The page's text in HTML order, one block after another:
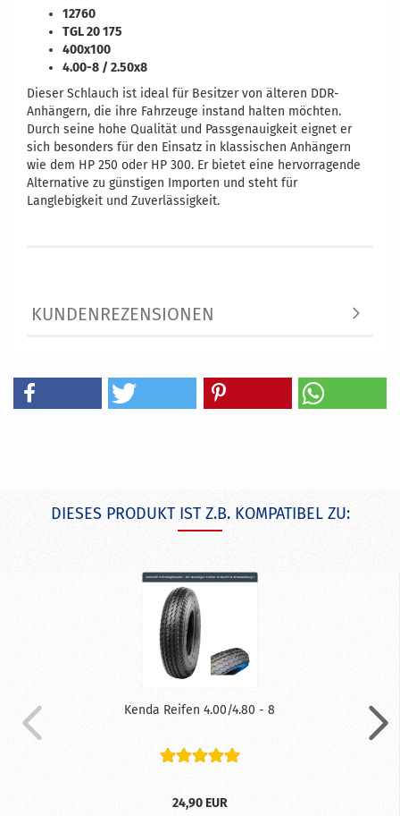
12760
TGL 20 175
400x100
4.00-8 / 2.50x8
Dieser Schlauch ist ideal für Besitzer von älteren DDR-
Anhängern, die ihre Fahrzeuge instand halten möchten.
Durch seine hohe Qualität und Passgenauigkeit eignet er
sich besonders für den Einsatz in klassischen Anhängern
wie dem HP 250 oder HP 300. Er bietet eine hervorragende
Alternative zu günstigen Importen und steht für
Langlebigkeit und Zuverlässigkeit.
KUNDENREZENSIONEN
DIESES PRODUKT IST Z.B. KOMPATIBEL ZU:
Kenda Reifen 4.00/4.80 - 8
24,90 EUR